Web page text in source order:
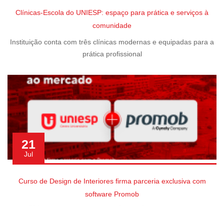
Clínicas-Escola do UNIESP: espaço para prática e serviços à
comunidade
Instituição conta com três clínicas modernas e equipadas para a
prática profissional
21
Jul
Curso de Design de Interiores firma parceria exclusiva com
software Promob